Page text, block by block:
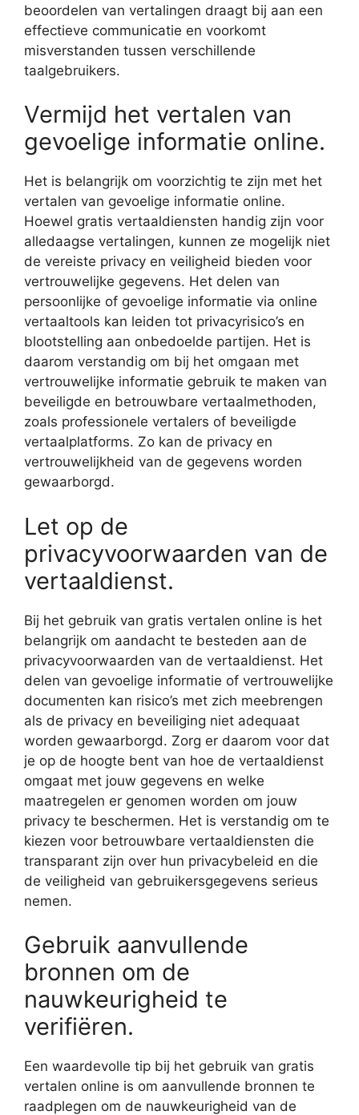
beoordelen van vertalingen draagt bij aan een
effectieve communicatie en voorkomt
misverstanden tussen verschillende
taalgebruikers.
Vermijd het vertalen van
gevoelige informatie online.
Het is belangrijk om voorzichtig te zijn met het
vertalen van gevoelige informatie online.
Hoewel gratis vertaaldiensten handig zijn voor
alledaagse vertalingen, kunnen ze mogelijk niet
de vereiste privacy en veiligheid bieden voor
vertrouwelijke gegevens. Het delen van
persoonlijke of gevoelige informatie via online
vertaaltools kan leiden tot privacyrisico’s en
blootstelling aan onbedoelde partijen. Het is
daarom verstandig om bij het omgaan met
vertrouwelijke informatie gebruik te maken van
beveiligde en betrouwbare vertaalmethoden,
zoals professionele vertalers of beveiligde
vertaalplatforms. Zo kan de privacy en
vertrouwelijkheid van de gegevens worden
gewaarborgd.
Let op de
privacyvoorwaarden van de
vertaaldienst.
Bij het gebruik van gratis vertalen online is het
belangrijk om aandacht te besteden aan de
privacyvoorwaarden van de vertaaldienst. Het
delen van gevoelige informatie of vertrouwelijke
documenten kan risico’s met zich meebrengen
als de privacy en beveiliging niet adequaat
worden gewaarborgd. Zorg er daarom voor dat
je op de hoogte bent van hoe de vertaaldienst
omgaat met jouw gegevens en welke
maatregelen er genomen worden om jouw
privacy te beschermen. Het is verstandig om te
kiezen voor betrouwbare vertaaldiensten die
transparant zijn over hun privacybeleid en die
de veiligheid van gebruikersgegevens serieus
nemen.
Gebruik aanvullende
bronnen om de
nauwkeurigheid te
verifiëren.
Een waardevolle tip bij het gebruik van gratis
vertalen online is om aanvullende bronnen te
raadplegen om de nauwkeurigheid van de